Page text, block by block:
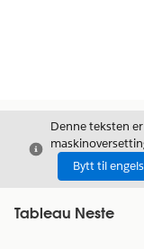
Avslutt
Denne teksten
Bytt til
Tableau Neste